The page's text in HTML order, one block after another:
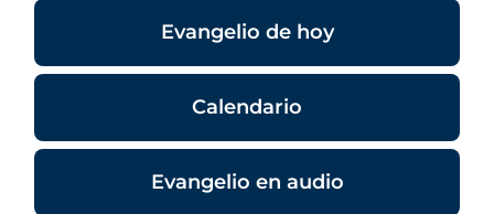
Evangelio de hoy
Calendario
Evangelio en audio